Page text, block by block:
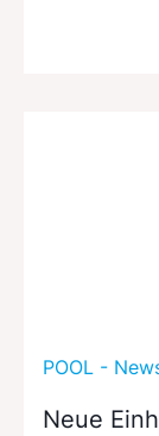
POOL -
Neue